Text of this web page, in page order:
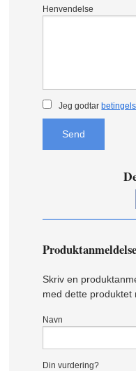
Henvendelse
Jeg godtar
Send
Skriv en
med dette produktet
Navn
Din vurdering?